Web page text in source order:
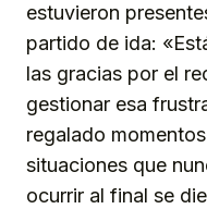
estuvieron
partido de ida:
las gracias por el
gestionar esa
regalado
situaciones que
ocurrir al final se